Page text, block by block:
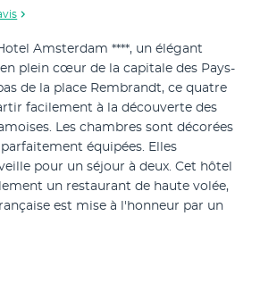
Amsterdam ****, un élégant
plein cœur de la capitale des Pays-
de la place Rembrandt, ce quatre
facilement à la découverte des
Les chambres sont décorées
équipées. Elles
pour un séjour à deux. Cet hôtel
un restaurant de haute volée,
est mise à l'honneur par un